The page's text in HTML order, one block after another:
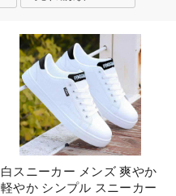
白スニーカー メンズ 爽やか
軽やか シンプル スニーカー